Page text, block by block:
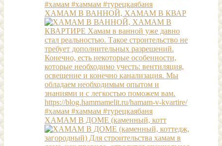
ХАМАМ В ВАННОЙ, ХАМАМ В КВАР
ХАМАМ В ДОМЕ (каменный, котт